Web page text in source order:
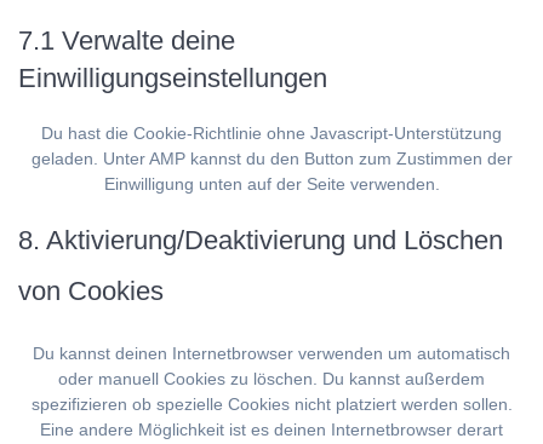
7.1 Verwalte deine
Einwilligungseinstellungen
Du hast die Cookie-Richtlinie ohne Javascript-Unterstützung
geladen. Unter AMP kannst du den Button zum Zustimmen der
Einwilligung unten auf der Seite verwenden.
8. Aktivierung/Deaktivierung und Löschen
von Cookies
Du kannst deinen Internetbrowser verwenden um automatisch
oder manuell Cookies zu löschen. Du kannst außerdem
spezifizieren ob spezielle Cookies nicht platziert werden sollen.
Eine andere Möglichkeit ist es deinen Internetbrowser derart